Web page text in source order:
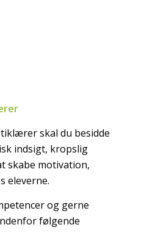
skal du besidde
indsigt, kropslig
skabe motivation,
eleverne.
og gerne
følgende